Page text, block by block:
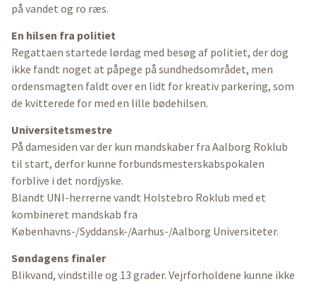
på vandet og ro ræs.
En hilsen fra politiet
Regattaen startede lørdag med besøg af politiet, der dog
ikke fandt noget at påpege på sundhedsområdet, men
ordensmagten faldt over en lidt for kreativ parkering, som
de kvitterede for med en lille bødehilsen.
Universitetsmestre
På damesiden var der kun mandskaber fra Aalborg Roklub
til start, derfor kunne forbundsmesterskabspokalen
forblive i det nordjyske.
Blandt UNI-herrerne vandt Holstebro Roklub med et
kombineret mandskab fra
Københavns-/Syddansk-/Aarhus-/Aalborg Universiteter.
Søndagens finaler
Blikvand, vindstille og 13 grader. Vejrforholdene kunne ikke